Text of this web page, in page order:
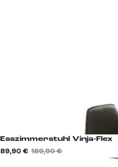
Esszimmerstuhl Vinja-Flex
89,90 € 189,90 €